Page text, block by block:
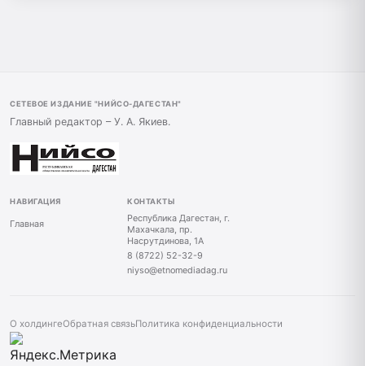
СЕТЕВОЕ ИЗДАНИЕ "НИЙСО-ДАГЕСТАН"
Главный редактор – У. А. Якиев.
НАВИГАЦИЯ
Главная
КОНТАКТЫ
Республика Дагестан, г.
Махачкала, пр.
Насрутдинова, 1А
8 (8722) 52-32-9
niyso@etnomediadag.ru
О холдингеОбратная связьПолитика конфиденциальности